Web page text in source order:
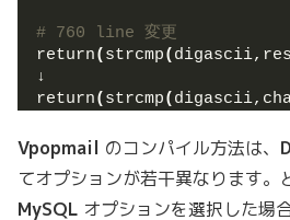
# 760 line 変更
return( strcmp(
↓
return( strcmp(
Vpopmail のコンパイル方法は、
てオプションが若干異なります。
MySQL オプションを選択した場